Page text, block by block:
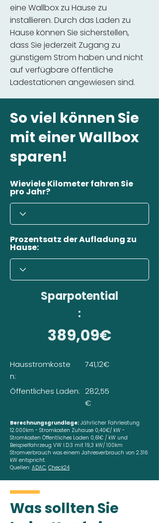
eine Wallbox zu Hause zu
installieren. Durch das Laden zu
Hause können Sie sicherstellen,
dass Sie jederzeit Zugang zu
günstigem Strom haben und nicht
auf verfügbare öffentliche
Ladestationen angewiesen sind.
So viel können Sie
mit einer Wallbox
sparen!
Wieviele Kilometer fahren Sie
pro Jahr?
Prozentsatz der Aufladung zu
Hause:
Sparpotential
:
389,09€
Hausstromkoste
n:
Öffentliches Laden:
741,12€
282,55
€
Berechnungsgrundlage: Jährlicher Fahrleistung
12.000km - Stromkosten Zuhause 0,40€/ kW -
Stromkosten Öffentliches Laden 0,61€ / kW und
Beispielfahrzeug VW I.D.3 mit 19,3 kW/ 100km
Stromverbrauch was einem Jahresverbrauch von 2.316
kW entspricht.
Quellen: ADAC, Check24
Was sollten Sie